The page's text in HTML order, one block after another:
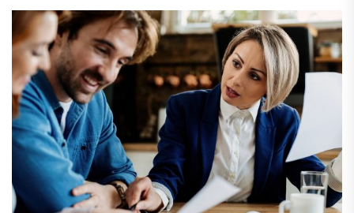
для перегородок влияет не только на их
внешний вид,...